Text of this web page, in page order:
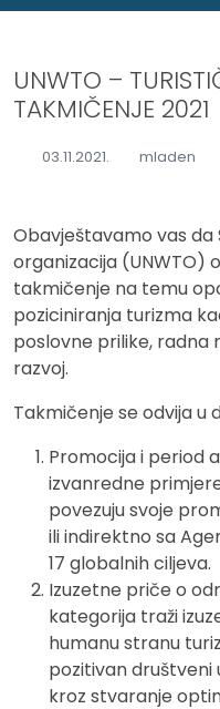
UNWTO –
TAKMIČENJE 2021
03.11.2021. mladen
Obavještavamo vas
organizacija (UNWTO)
takmičenje na temu
poziciniranja turizma
poslovne prilike, radna
razvoj.
Takmičenje se odvija u
Promocija i period
izvanredne
povezuju svoje
ili indirektno sa
17 globalnih ciljeva.
Izuzetne priče o
kategorija traži
humanu stranu
pozitivan društveni
kroz stvaranje